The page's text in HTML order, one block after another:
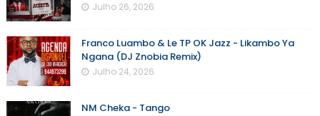
Julho 26, 2026
Franco Luambo & Le TP OK Jazz - Likambo Ya
Ngana (DJ Znobia Remix)
Julho 24, 2026
NM Cheka - Tango